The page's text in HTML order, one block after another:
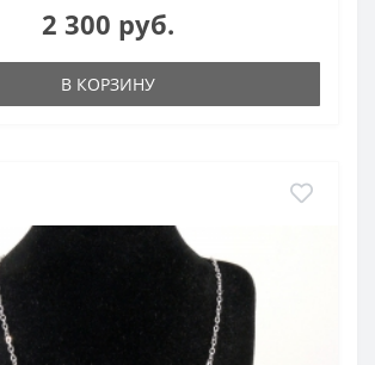
2 300 руб.
В КОРЗИНУ